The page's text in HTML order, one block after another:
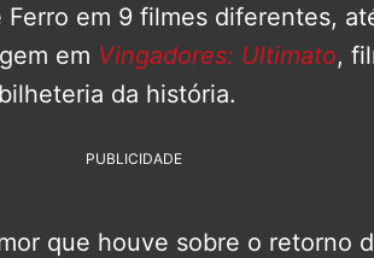
em 9 filmes diferentes,
em Vingadores: Ultimato,
da história.
PUBLICIDADE
que houve sobre o retorno